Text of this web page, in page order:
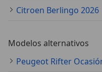
Citroen Berlingo 2026
Modelos alternativos
Peugeot Rifter